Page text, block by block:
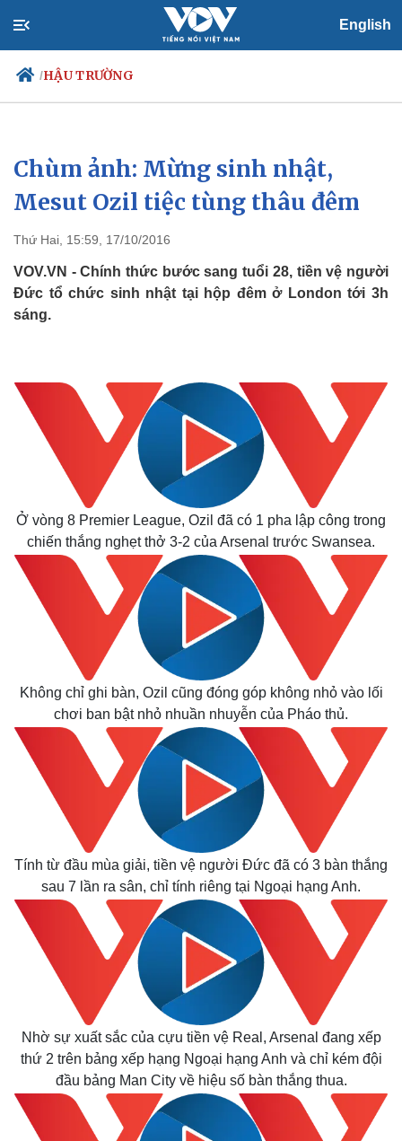
English
/HẬU TRƯỜNG
Chính trị
Đảng
Tổ chức nhân sự
Nhận diện sự thật
Xã hội
Tin 24h
Dự báo thời tiết
Việc làm
Biển đảo
Chùm ảnh: Mừng sinh nhật,
Mesut Ozil tiệc tùng thâu đêm
Thứ Hai, 15:59, 17/10/2016
VOV.VN - Chính thức bước sang tuổi 28, tiền vệ người
Đức tổ chức sinh nhật tại hộp đêm ở London tới 3h
sáng.
Ở vòng 8 Premier League, Ozil đã có 1 pha lập công trong
chiến thắng nghẹt thở 3-2 của Arsenal trước Swansea.
Không chỉ ghi bàn, Ozil cũng đóng góp không nhỏ vào lối
chơi ban bật nhỏ nhuần nhuyễn của Pháo thủ.
Tính từ đầu mùa giải, tiền vệ người Đức đã có 3 bàn thắng
sau 7 lần ra sân, chỉ tính riêng tại Ngoại hạng Anh.
Nhờ sự xuất sắc của cựu tiền vệ Real, Arsenal đang xếp
thứ 2 trên bảng xếp hạng Ngoại hạng Anh và chỉ kém đội
đầu bảng Man City về hiệu số bàn thắng thua.